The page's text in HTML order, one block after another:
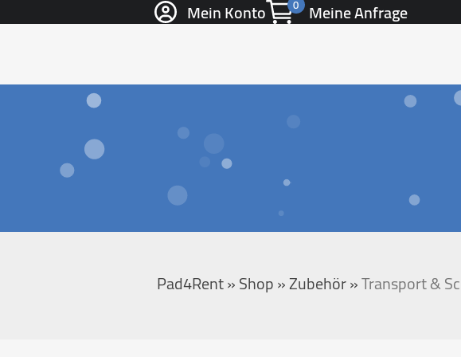
Mein Konto 0 Meine Anfrage
Pad4Rent»Shop»Zubehör»Transport &